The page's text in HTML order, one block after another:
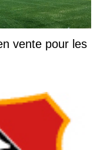
vente pour les